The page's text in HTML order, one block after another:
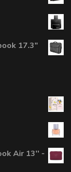
17.3"
Air 13'' -